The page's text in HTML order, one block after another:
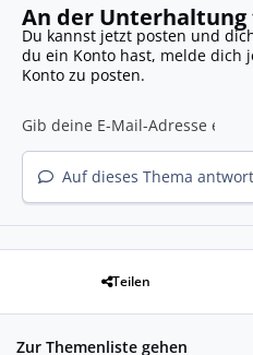
An der
Du kannst jetzt posten und
du ein Konto hast, melde dich
Konto zu posten.
Auf dieses Thema
Teilen
Zur Themenliste gehen